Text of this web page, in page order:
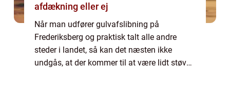
afdækning eller ej
Når man udfører gulvafslibning på
Frederiksberg og praktisk talt alle andre
steder i landet, så kan det næsten ikke
undgås, at der kommer til at være lidt støv